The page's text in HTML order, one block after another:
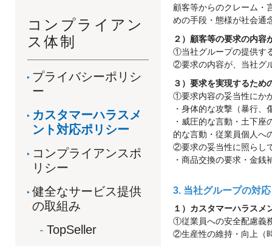
顧客等からのクレーム・
めの手段・態様が社会通
２）顧客等の要求の内容
①当社グループの提供す
②要求の内容が、当社グ
３）要求を実現するため
①要求内容の妥当性にか
・身体的な攻撃（暴行
・威圧的な言動・土下
的な言動・従業員個人へ
②要求の妥当性に照らし
・商品交換の要求・金銭
3. 当社グループの対応
１）カスタマーハラスメ
①従業員への安全配慮義
②生産性の維持・向上（
コンプライアン
ス体制
プライバシーポリシ
ー
カスタマーハラスメ
ント対応ポリシー
コンプライアンスポ
リシー
健全なサービス提供
の取組み
TopSeller